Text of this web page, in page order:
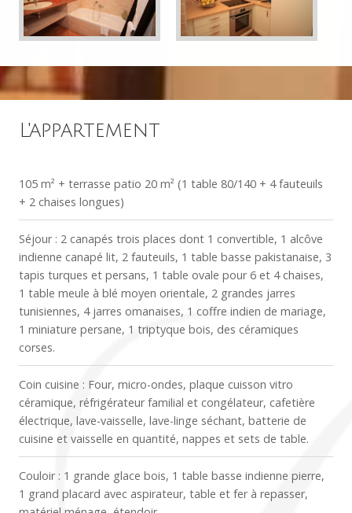
L'appartement
105 m² + terrasse patio 20 m² (1 table 80/140 + 4 fauteuils
+ 2 chaises longues)
Séjour : 2 canapés trois places dont 1 convertible, 1 alcôve
indienne canapé lit, 2 fauteuils, 1 table basse pakistanaise, 3
tapis turques et persans, 1 table ovale pour 6 et 4 chaises,
1 table meule à blé moyen orientale, 2 grandes jarres
tunisiennes, 4 jarres omanaises, 1 coffre indien de mariage,
1 miniature persane, 1 triptyque bois, des céramiques
corses.
Coin cuisine : Four, micro-ondes, plaque cuisson vitro
céramique, réfrigérateur familial et congélateur, cafetière
électrique, lave-vaisselle, lave-linge séchant, batterie de
cuisine et vaisselle en quantité, nappes et sets de table.
Couloir : 1 grande glace bois, 1 table basse indienne pierre,
1 grand placard avec aspirateur, table et fer à repasser,